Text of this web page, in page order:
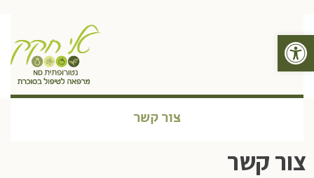
פתח סרגל נגישות
תפריט
צור קשר
צור קשר